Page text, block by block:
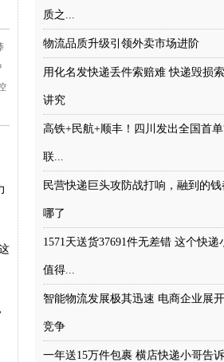
质之...
物流品质升级引领外卖市场进阶
用化名发快递丢件索赔难 快递毁损
讲究
高铁+民航+顺丰！四川发出全国首
联...
民营快递巨头攻防战打响，融到的钱
哪了
1571天送货37691件无差错 这个快递
值得...
智能物流发展极其迅速 电商企业展
竞争
一年送15万件包裹 横店快递小哥告